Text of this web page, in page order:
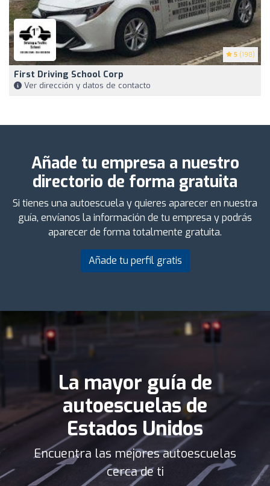
5 (198)
First Driving School Corp
Ver dirección y datos de contacto
Añade tu empresa a nuestro
directorio de forma gratuita
Si tienes una autoescuela y quieres aparecer en nuestra
guía, envíanos la información de tu empresa y podrás
aparecer de forma totalmente gratuita.
Añade tu perfil gratis
La mayor guía de
autoescuelas de
Estados Unidos
Encuentra las mejores autoescuelas
cerca de ti